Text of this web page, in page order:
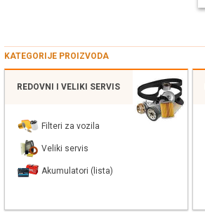
KATEGORIJE PROIZVODA
REDOVNI I VELIKI SERVIS
Filteri za vozila
Veliki servis
Akumulatori (lista)